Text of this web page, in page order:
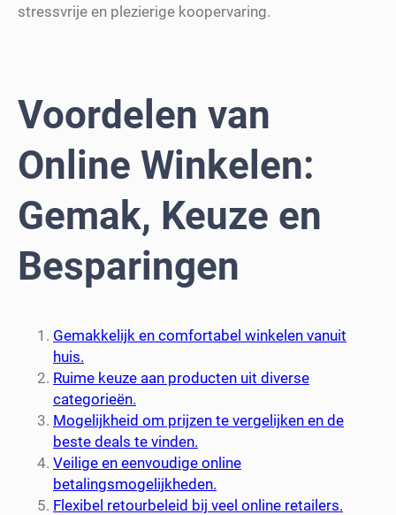
stressvrije en plezierige koopervaring.
Voordelen van
Online Winkelen:
Gemak, Keuze en
Besparingen
Gemakkelijk en comfortabel winkelen vanuit
huis.
Ruime keuze aan producten uit diverse
categorieën.
Mogelijkheid om prijzen te vergelijken en de
beste deals te vinden.
Veilige en eenvoudige online
betalingsmogelijkheden.
Flexibel retourbeleid bij veel online retailers.